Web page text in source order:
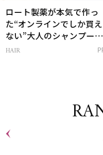
ロート製薬が本気で作っ
た“オンラインでしか買え
ない”大人のシャンプー＆
トリートメントって？
HAIR